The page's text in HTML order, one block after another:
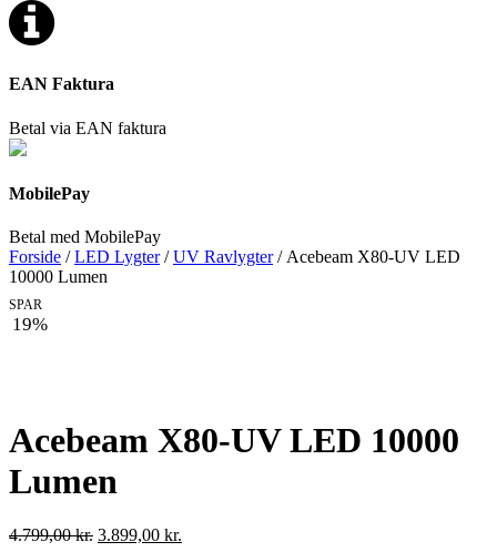
EAN Faktura
Betal via EAN faktura
MobilePay
Betal med MobilePay
Forside /LED Lygter/UV Ravlygter/ Acebeam X80-UV LED
10000 Lumen
SPAR
19%
Acebeam X80-UV LED 10000
Lumen
4.799,00kr. Den
3.899,00 kr.